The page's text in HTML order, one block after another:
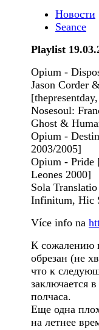
Новости
Seance
Playlist
Opium -
Jason Corder
Nosesoul:
Ghost &
Opium -
2003/2005]
Opium - Pride
Leones 2000]
Sola
Infinitum, Hic
Více info na
К сожалению
обрезан (не
что к
заключается
полчаса.
Еще одна
на летнее